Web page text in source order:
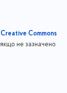
Creative Commons
не зазначено